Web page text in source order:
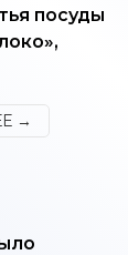
посуды
→